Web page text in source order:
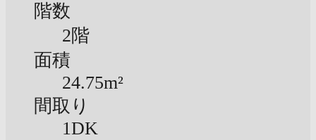
階数
2階
面積
24.75m²
間取り
1DK